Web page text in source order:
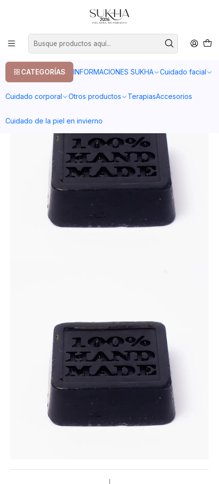
CATEGORÍAS INFORMACIONES SUKHA Cuidado facial
Cuidado corporal Otros productos TerapiasAccesorios
Cuidado de la piel en invierno
20% en tu primera compra con el codigo COMPRA1
Jabón carbón vegetal/árbol de té 50gr